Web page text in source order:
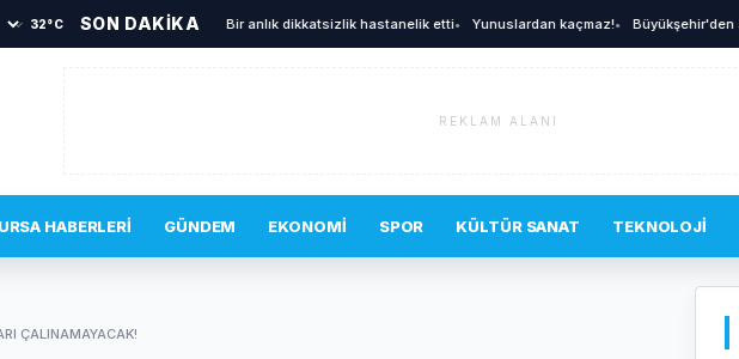
32°C SON DAKİKA
sakinlerini korkutan yangın • Bir anlık dikkatsizlik hastanelik etti• Yunuslardan kaçmaz!• Büyükşehir'den
REKLAM ALANI
HABERLERI GÜNDEM EKONOMI SPOR KÜLTÜR SANAT TEKNOLOJI
ÇALINAMAYACAK!